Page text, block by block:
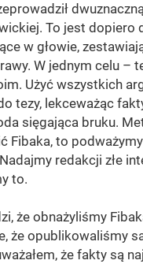
To jest dopiero
w głowie,
W jednym celu –
Użyć wszystkich
tezy, lekceważąc
sięgająca bruku.
Fibaka, to
redakcji złe
to.
że obnażyliśmy
że opublikowaliśmy
że fakty są